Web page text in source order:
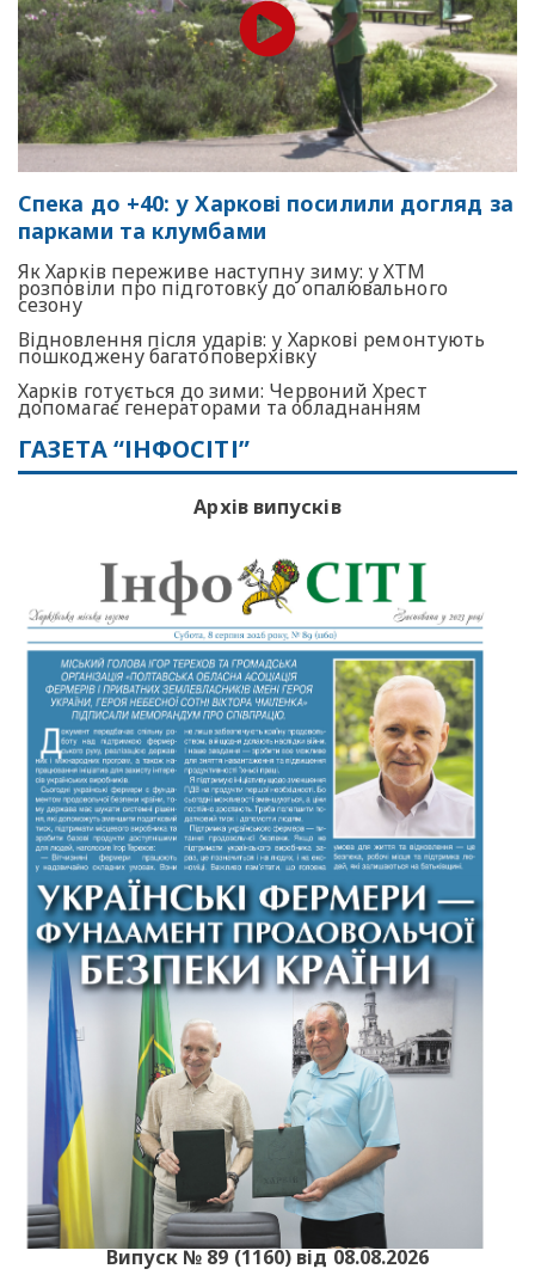
Спека до +40: у Харкові посилили догляд за
парками та клумбами
Як Харків переживе наступну зиму: у ХТМ
розповіли про підготовку до опалювального
сезону
Відновлення після ударів: у Харкові ремонтують
пошкоджену багатоповерхівку
Харків готується до зими: Червоний Хрест
допомагає генераторами та обладнанням
ГАЗЕТА “ІНФОСІТІ”
Архів випусків
Випуск № 89 (1160) від 08.08.2026